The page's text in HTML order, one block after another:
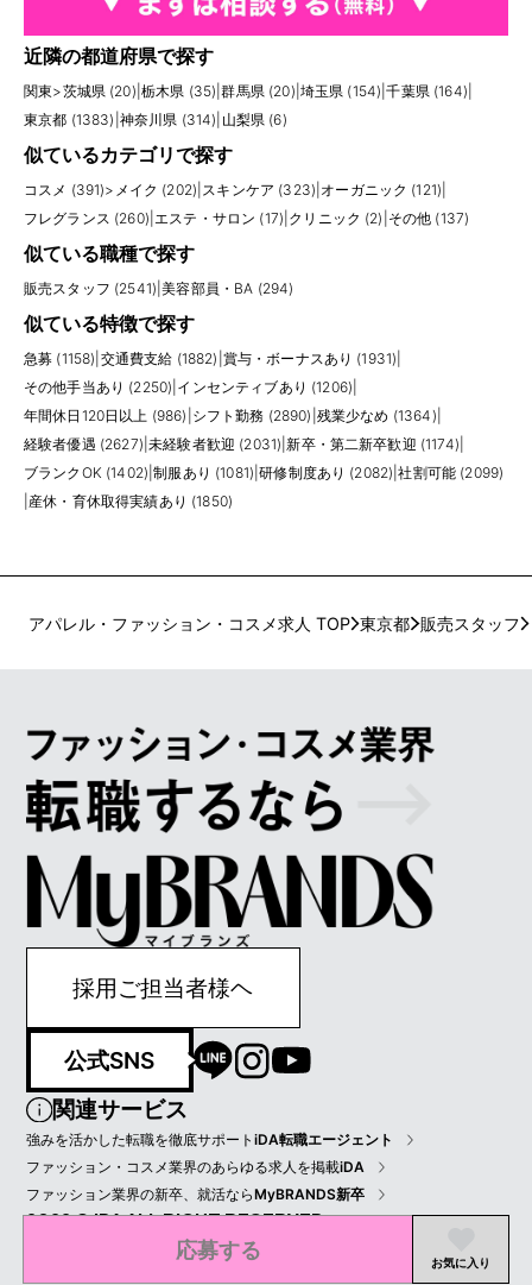
応募する お気に入り
近隣の都道府県で探す
関東>茨城県 (20) 栃木県 (35) |群馬県 (20) 埼玉県 (154) |千葉県 (164)
東京都 (1383) 神奈川県 (314) 山梨県 (6)
似ているカテゴリで探す
コスメ (391)> メイク (202) スキンケア (323) オーガニック (121)
フレグランス (260) |エステ・サロン (17) クリニック (2) その他 (137)
似ている職種で探す
販売スタッフ (2541) |美容部員・BA (294)
似ている特徴で探す
急募 (1158) 交通費支給 (1882) 賞与・ボーナスあり (1931)
その他手当あり (2250) インセンティブあり (1206)
年間休日120日以上 (986) シフト勤務 (2890) 残業少なめ (1364)
経験者優遇 (2627) |未経験者歓迎 (2031) |新卒・第二新卒歓迎 (1174)
ブランクOK (1402) |制服あり (1081) |研修制度あり (2082) |社割可能 (2099)
産休・育休取得実績あり (1850)
アパレル・ファッション・コスメ求人 TOP 東京都 販売スタッフ
採用ご担当者様ヘ
公式SNS
関連サービス
強みを活かした転職を徹底サポートiDA転職エージェント
ファッション・コスメ業界のあらゆる求人を掲載iDA
ファッション業界の新卒、就活ならMyBRANDS新卒
2022 © IDA ALL RIGHT RESERVED.
プライバシーポリシー会員規約